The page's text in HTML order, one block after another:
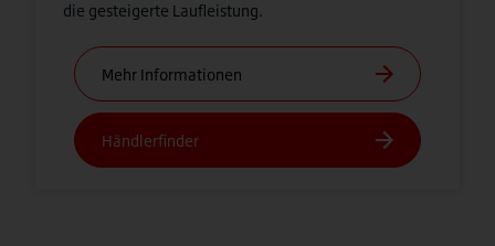
die gesteigerte Laufleistung.